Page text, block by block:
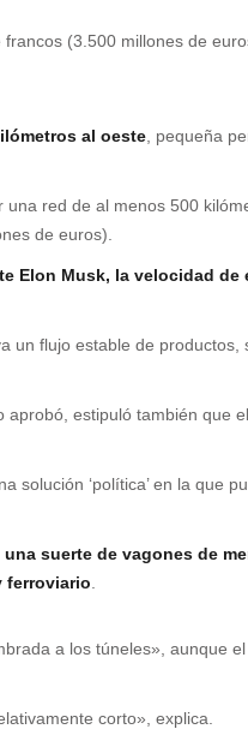
(3.500 millones de
al oeste , pequeña
red de al menos 500
de euros).
Elon Musk, la velocidad de
un flujo estable de productos,
estipuló también que
‘política’ en la que
suerte de vagones de
ferroviario
a los túneles», aunque
corto», explica.